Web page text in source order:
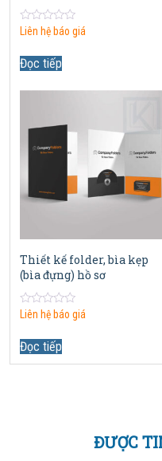
0
5
Liên hệ báo giá
Đọc tiếp
Thiết kế folder, bìa kẹp
(bìa đựng) hồ sơ
0
5
Liên hệ báo giá
Đọc tiếp
ĐƯỢC